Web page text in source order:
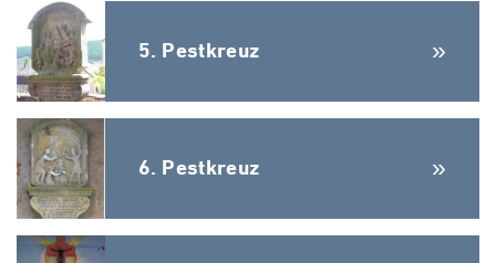
5. Pestkreuz
6. Pestkreuz